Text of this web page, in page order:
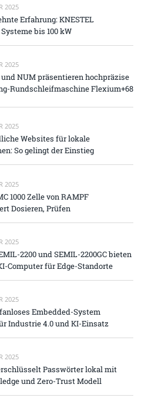
2025
Erfahrung: KNESTEL
bis 100 kW
2025
NUM präsentieren hochpräzise
Rundschleifmaschine Flexium+68
2025
Websites für lokale
So gelingt der Einstieg
2025
1000 Zelle von RAMPF
Dosieren, Prüfen
2025
2200 und SEMIL-2200GC bieten
Computer für Edge-Standorte
2025
fanloses Embedded-System
Industrie 4.0 und KI-Einsatz
2025
Passwörter lokal mit
und Zero-Trust Modell